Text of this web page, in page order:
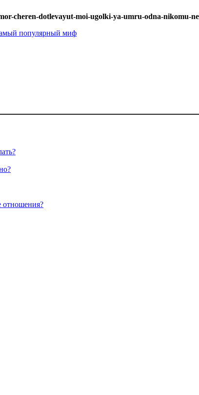
cheren-dotlevayut-moi-ugolki-ya-umru-odna-nikomu-
популярный миф
отношения?